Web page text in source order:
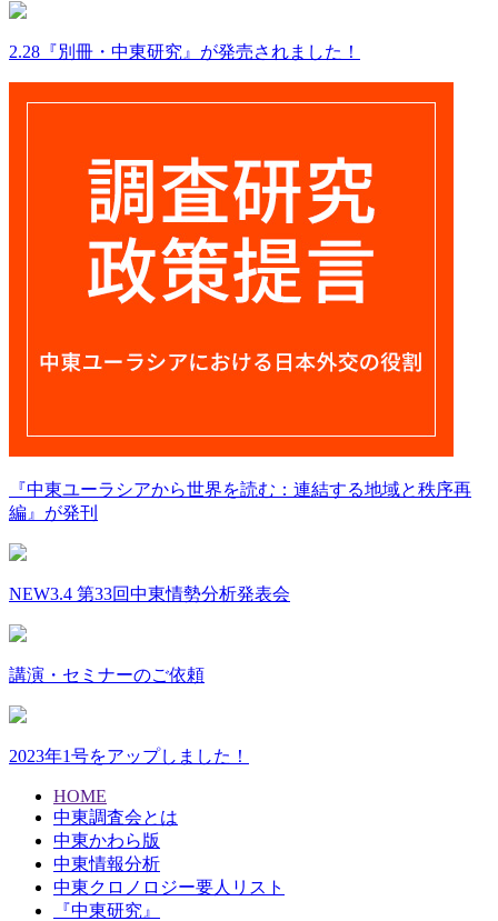
2.28『別冊・中東研究』が発売されました！
『中東ユーラシアから世界を読む：連結する地域と秩序再
編』が発刊
NEW3.4 第33回中東情勢分析発表会
講演・セミナーのご依頼
2023年1号をアップしました！
HOME
中東調査会とは
中東かわら版
中東情報分析
中東クロノロジー要人リスト
『中東研究』